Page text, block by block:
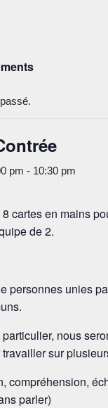
pm - 10:30 pm
cartes en mains
de 2.
personnes unies
nous
sur
compréhension,
parler)